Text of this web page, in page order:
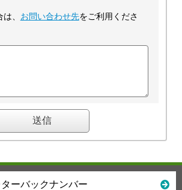
、 お問い合わせ先をご利用くださ
ーバックナンバー